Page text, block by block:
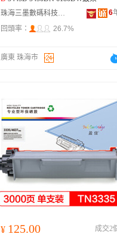
珠海三墨數碼科技有限公司
6
回頭率：
26.7%
廣東 珠海市
¥ 125.00
成交2